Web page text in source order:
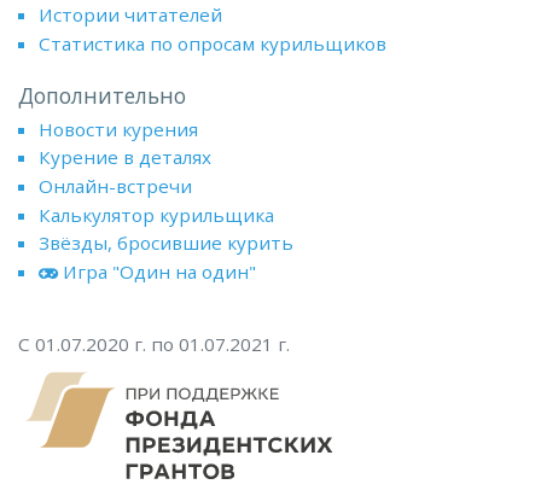
Истории читателей
Статистика по опросам курильщиков
Дополнительно
Новости курения
Курение в деталях
Онлайн-встречи
Калькулятор курильщика
Звёзды, бросившие курить
Игра "Один на один"
С 01.07.2020 г. по 01.07.2021 г.